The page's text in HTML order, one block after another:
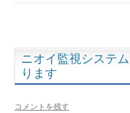
o
k
ニオイ監視システ
ります
コメントを残す